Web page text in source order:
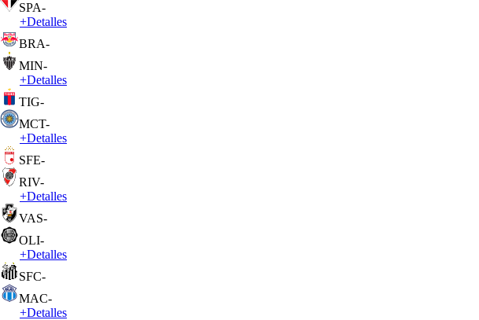
SPA-
+Detalles
BRA-
MIN-
+Detalles
TIG-
MCT-
+Detalles
SFE-
RIV-
+Detalles
VAS-
OLI-
+Detalles
SFC-
MAC-
+Detalles